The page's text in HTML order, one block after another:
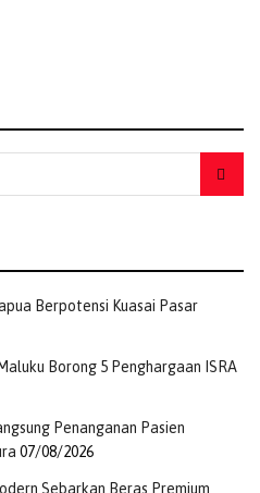
Berpotensi Kuasai Pasar
Borong 5 Penghargaan ISRA
Penanganan Pasien
07/08/2026
Sebarkan Beras Premium